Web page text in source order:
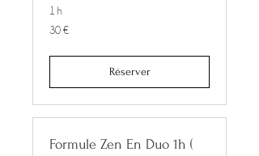
1 h
30
euros
30 €
Réserver
Formule Zen En Duo 1h (